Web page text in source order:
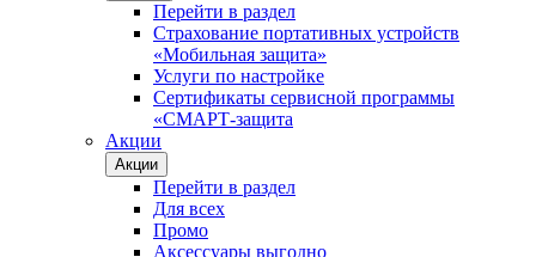
Перейти в раздел
Страхование портативных устройств
«Мобильная защита»
Услуги по настройке
Сертификаты сервисной программы
«СМАРТ-защита
Акции
Акции
Перейти в раздел
Для всех
Промо
Аксессуары выгодно